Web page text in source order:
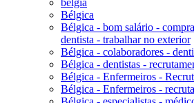
Bélgica
Bélgica - bom salário -
dentista - trabalhar no exterior
Bélgica - colaboradores -
Bélgica - dentistas -
Bélgica - Enfermeiros -
Bélgica - Enfermeiros -